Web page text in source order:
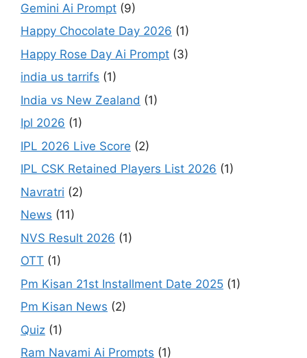
Gemini Ai Prompt (9)
Happy Chocolate Day 2026 (1)
Happy Rose Day Ai Prompt (3)
india us tarrifs (1)
India vs New Zealand (1)
Ipl 2026 (1)
IPL 2026 Live Score (2)
IPL CSK Retained Players List 2026 (1)
Navratri (2)
News (11)
NVS Result 2026 (1)
OTT (1)
Pm Kisan 21st Installment Date 2025 (1)
Pm Kisan News (2)
Quiz (1)
Ram Navami Ai Prompts (1)